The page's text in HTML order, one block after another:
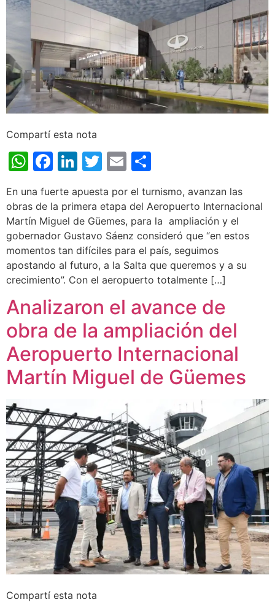
Compartí esta nota
WhatsApp
Facebook
LinkedIn
Twitter
Email
En una fuerte apuesta por el turnismo, avanzan las
obras de la primera etapa del Aeropuerto Internacional
Martín Miguel de Güemes, para la ampliación y el
gobernador Gustavo Sáenz consideró que “en estos
momentos tan difíciles para el país, seguimos
apostando al futuro, a la Salta que queremos y a su
crecimiento”. Con el aeropuerto totalmente […]
Analizaron el avance de
obra de la ampliación del
Aeropuerto Internacional
Martín Miguel de Güemes
Compartí esta nota